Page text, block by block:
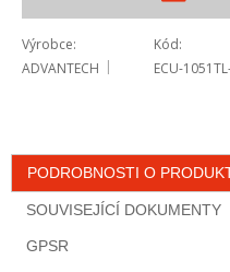
Výrobce
ADVANTECH
Kód
ECU-
PODROBNOSTI O
SOUVISEJÍCÍ DOKUMENTY
GPSR